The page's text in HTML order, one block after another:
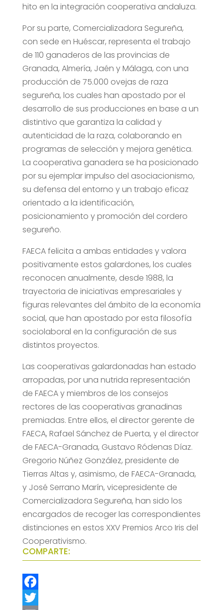
hito en la integración cooperativa andaluza.
Por su parte, Comercializadora Segureña,
con sede en Huéscar, representa el trabajo
de 110 ganaderos de las provincias de
Granada, Almería, Jaén y Málaga, con una
producción de 75.000 ovejas de raza
segureña, los cuales han apostado por el
desarrollo de sus producciones en base a un
distintivo que garantiza la calidad y
autenticidad de la raza, colaborando en
programas de selección y mejora genética.
La cooperativa ganadera se ha posicionado
por su ejemplar impulso del asociacionismo,
su defensa del entorno y un trabajo eficaz
orientado a la identificación,
posicionamiento y promoción del cordero
segureño.
FAECA felicita a ambas entidades y valora
positivamente estos galardones, los cuales
reconocen anualmente, desde 1988, la
trayectoria de iniciativas empresariales y
figuras relevantes del ámbito de la economía
social, que han apostado por esta filosofía
sociolaboral en la configuración de sus
distintos proyectos.
Las cooperativas galardonadas han estado
arropadas, por una nutrida representación
de FAECA y miembros de los consejos
rectores de las cooperativas granadinas
premiadas. Entre ellos, el director gerente de
FAECA, Rafael Sánchez de Puerta, y el director
de FAECA-Granada, Gustavo Ródenas Díaz.
Gregorio Núñez González, presidente de
Tierras Altas y, asimismo, de FAECA-Granada,
y José Serrano Marín, vicepresidente de
Comercializadora Segureña, han sido los
encargados de recoger las correspondientes
distinciones en estos XXV Premios Arco Iris del
Cooperativismo.
COMPARTE:
F